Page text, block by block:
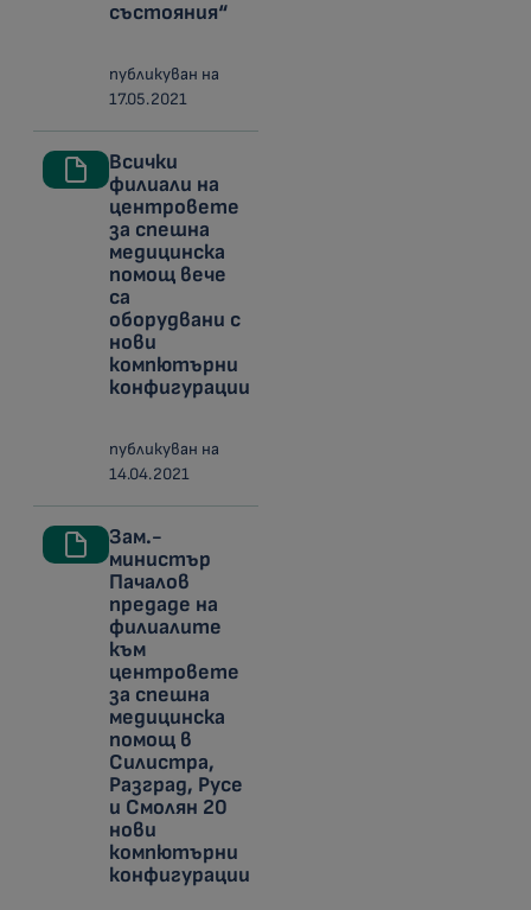
състояния“
публикуван на
17.05.2021
Всички
филиали на
центровете
за спешна
медицинска
помощ вече
са
оборудвани с
нови
компютърни
конфигурации
публикуван на
14.04.2021
Зам.-
министър
Пачалов
предаде на
филиалите
към
центровете
за спешна
медицинска
помощ в
Силистра,
Разград, Русе
и Смолян 20
нови
компютърни
конфигурации